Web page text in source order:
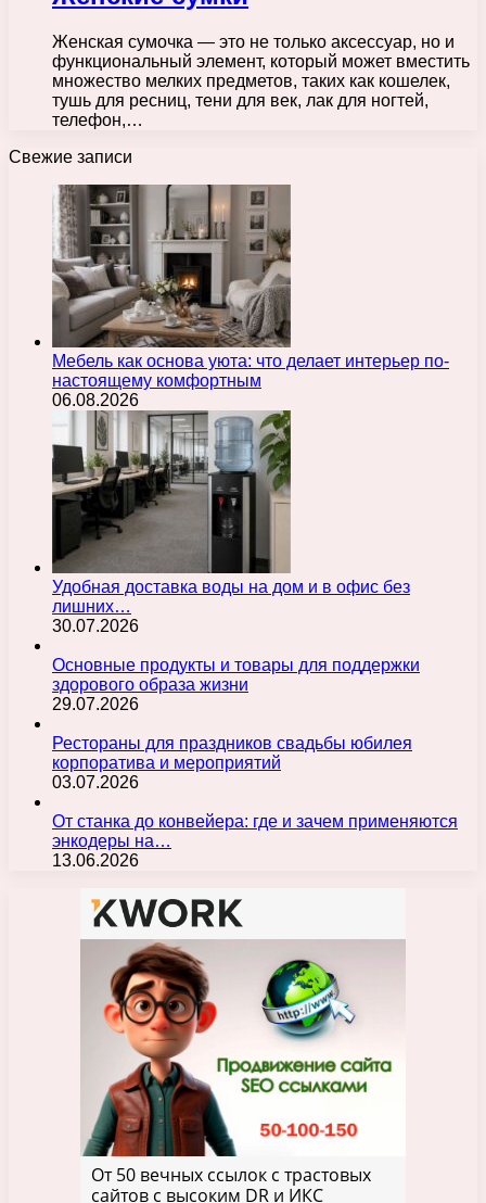
Женская сумочка — это не только аксессуар, но и
функциональный элемент, который может вместить
множество мелких предметов, таких как кошелек,
тушь для ресниц, тени для век, лак для ногтей,
телефон,…
Свежие записи
Мебель как основа уюта: что делает интерьер по-
настоящему комфортным
06.08.2026
Удобная доставка воды на дом и в офис без
лишних…
30.07.2026
Основные продукты и товары для поддержки
здорового образа жизни
29.07.2026
Рестораны для праздников свадьбы юбилея
корпоратива и мероприятий
03.07.2026
От станка до конвейера: где и зачем применяются
энкодеры на…
13.06.2026